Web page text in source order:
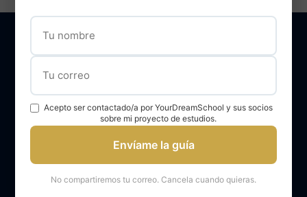
Nuestros servicios
El equipo YourDreamSchool
YourDreamSchool, un socio para su éxito
Obtener apoyo
Opiniones de los alumnos de YourDreamSchool
Acepto ser contactado/a por YourDreamSchool y sus socios
sobre mi proyecto de estudios.
Envíame la guía
No compartiremos tu correo. Cancela cuando quieras.